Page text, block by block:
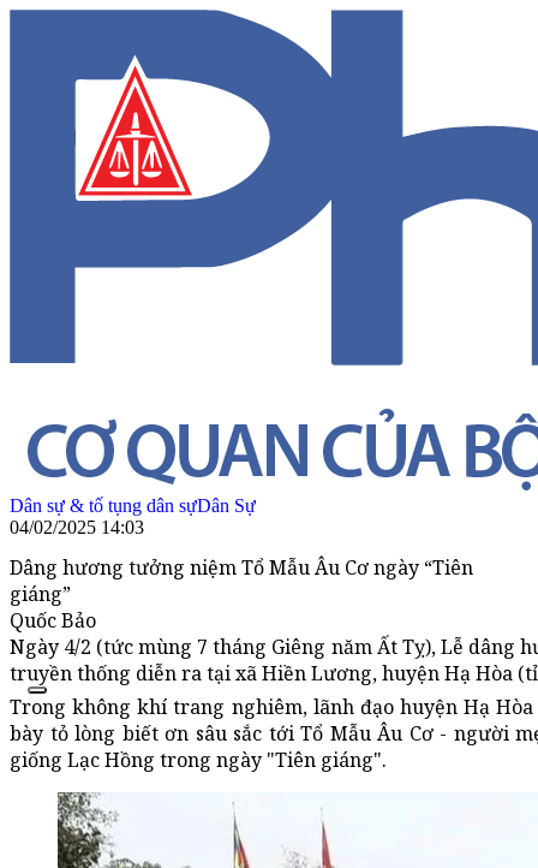
Dân sự & tố tụng dân sựDân Sự
04/02/2025 14:03
Dâng hương tưởng niệm Tổ Mẫu Âu Cơ ngày “Tiên
giáng”
Quốc Bảo
Ngày 4/2 (tức mùng 7 tháng Giêng năm Ất Tỵ), Lễ dâng
truyền thống diễn ra tại xã Hiền Lương, huyện Hạ Hòa
Trong không khí trang nghiêm, lãnh đạo huyện Hạ
bày tỏ lòng biết ơn sâu sắc tới Tổ Mẫu Âu Cơ - người
giống Lạc Hồng trong ngày "Tiên giáng".